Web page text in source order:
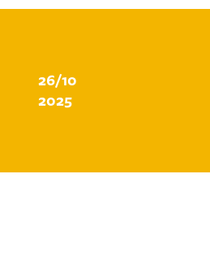
26/10
2025